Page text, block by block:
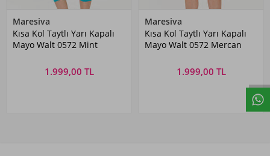
Maresiva
Kısa Kol Taytlı Yarı Kapalı
Mayo Walt 0572 Mint
1.999,00 TL
Maresiva
Kısa Kol Taytlı Yarı Kapalı
Mayo Walt 0572 Mercan
1.999,00 TL